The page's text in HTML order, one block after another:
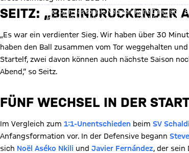
Mit Klick auf den Button ermöglichen Sie es diesem
Vorher kann das soziale Netzwerk keine Daten über
des sozialen Netzwerks auf unserer Website
SEITZ: „BEEINDRUCKENDER
„Es war ein verdienter Sieg. Wir haben über 30
haben den Ball zusammen vom Tor weggehalten
Startelf, zwei davon können auch nächste Saison
Abend,“ so Seitz.
FÜNF WECHSEL IN DER
Im Vergleich zum 1:1-Unentschieden beim SV
Anfangsformation vor. In der Defensive begann
sich Noël Aséko Nkili und Javier Fernández, der sein